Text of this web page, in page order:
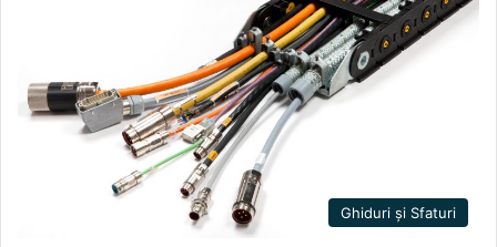
Ghiduri și Sfaturi